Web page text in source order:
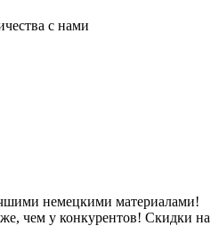
с нами
немецкими материалами!
чем у конкурентов! Скидки на